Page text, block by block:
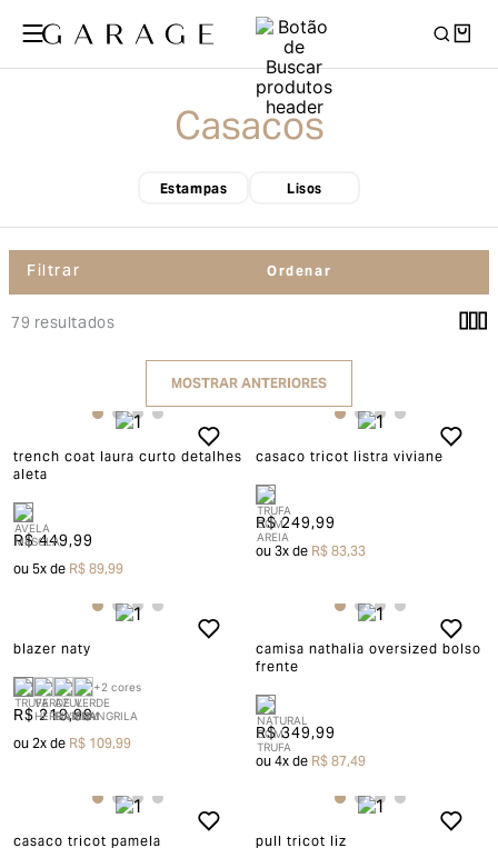
Casacos
Estampas Lisos
Filtrar
79 resultados
MOSTRAR ANTERIORES
trench coat laura curto detalhes
aleta
R$ 449,99
ou5x deR$ 89,99
casaco tricot listra viviane
R$ 249,99
ou3x deR$ 83,33
blazer naty
+2 cores
R$ 219,99
ou2x deR$ 109,99
camisa nathalia oversized bolso
frente
R$ 349,99
ou4x deR$ 87,49
casaco tricot pamela pull tricot liz